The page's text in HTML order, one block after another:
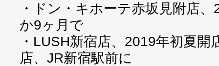
・
ドン・キホーテ赤坂見附店
か9ヶ月で
・ LUSH新宿店、2019年初夏開
店、JR新宿駅前に